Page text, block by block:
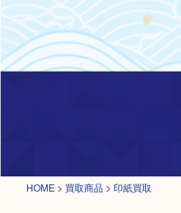
HOME > 買取商品 > 印紙買取